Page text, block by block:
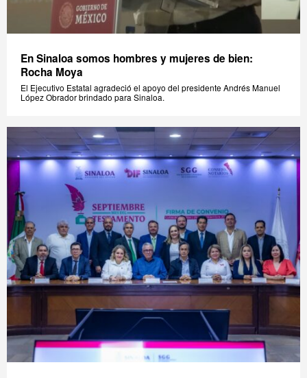
En Sinaloa somos hombres y mujeres de bien:
Rocha Moya
El Ejecutivo Estatal agradeció el apoyo del presidente Andrés Manuel
López Obrador brindado para Sinaloa.